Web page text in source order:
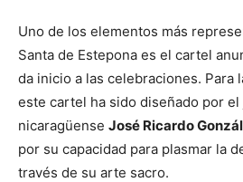
Uno de los elementos más
Santa de Estepona es el cartel
da inicio a las celebraciones. Para
este cartel ha sido diseñado por
nicaragüense José Ricardo
por su capacidad para plasmar la
través de su arte sacro.